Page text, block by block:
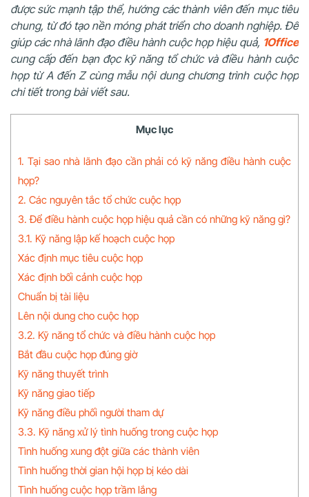
được sức mạnh tập thể, hướng các thành viên đến mục tiêu
chung, từ đó tạo nền móng phát triển cho doanh nghiệp. Để
giúp các nhà lãnh đạođiều hành cuộc họp hiệu quả, 1Office
cung cấp đến bạn đọc kỹ năng tổ chức và điều hành cuộc
họp từ A đến Z cùng mẫu nội dung chương trình cuộc họp
chi tiết trong bài viết sau.
Mục lục
1. Tại sao nhà lãnh đạo cần phải có kỹ năng điều hành cuộc
họp?
2. Các nguyên tắc tổ chức cuộc họp
3. Để điều hành cuộc họp hiệu quả cần có những kỹ năng gì?
3.1. Kỹ năng lập kế hoạch cuộc họp
Xác định mục tiêu cuộc họp
Xác định bối cảnh cuộc họp
Chuẩn bị tài liệu
Lên nội dung cho cuộc họp
3.2. Kỹ năng tổ chức và điều hành cuộc họp
Bắt đầu cuộc họp đúng giờ
Kỹ năng thuyết trình
Kỹ năng giao tiếp
Kỹ năng điều phối người tham dự
3.3. Kỹ năng xử lý tình huống trong cuộc họp
Tình huống xung đột giữa các thành viên
Tình huống thời gian hội họp bị kéo dài
Tình huống cuộc họp trầm lắng